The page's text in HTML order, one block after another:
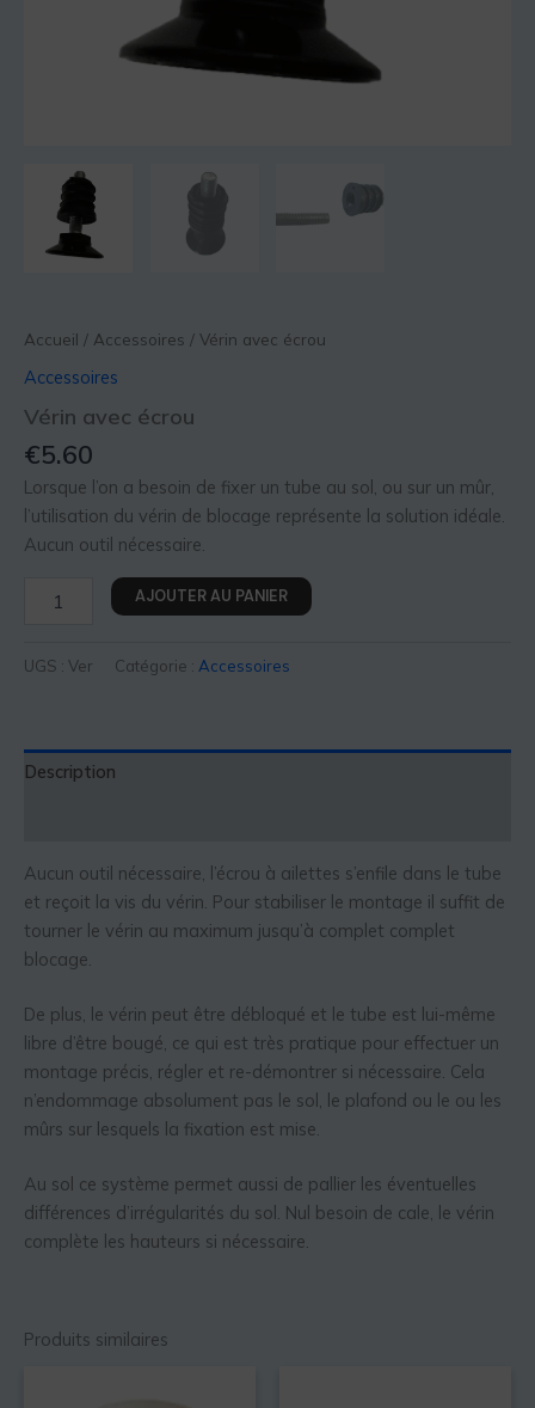
Accueil / Accessoires / Vérin avec écrou
Accessoires
Vérin avec écrou
€5.60
Lorsque l’on a besoin de fixer un tube au sol, ou sur un mûr,
l’utilisation du vérin de blocage représente la solution idéale.
Aucun outil nécessaire.
AJOUTER AU PANIER
UGS : Ver Catégorie : Accessoires
Description
Aucun outil nécessaire, l’écrou à ailettes s’enfile dans le tube
et reçoit la vis du vérin. Pour stabiliser le montage il suffit de
tourner le vérin au maximum jusqu’à complet complet
blocage.
De plus, le vérin peut être débloqué et le tube est lui-même
libre d’être bougé, ce qui est très pratique pour effectuer un
montage précis, régler et re-démontrer si nécessaire. Cela
n’endommage absolument pas le sol, le plafond ou le ou les
mûrs sur lesquels la fixation est mise.
Au sol ce système permet aussi de pallier les éventuelles
différences d’irrégularités du sol. Nul besoin de cale, le vérin
complète les hauteurs si nécessaire.
Produits similaires